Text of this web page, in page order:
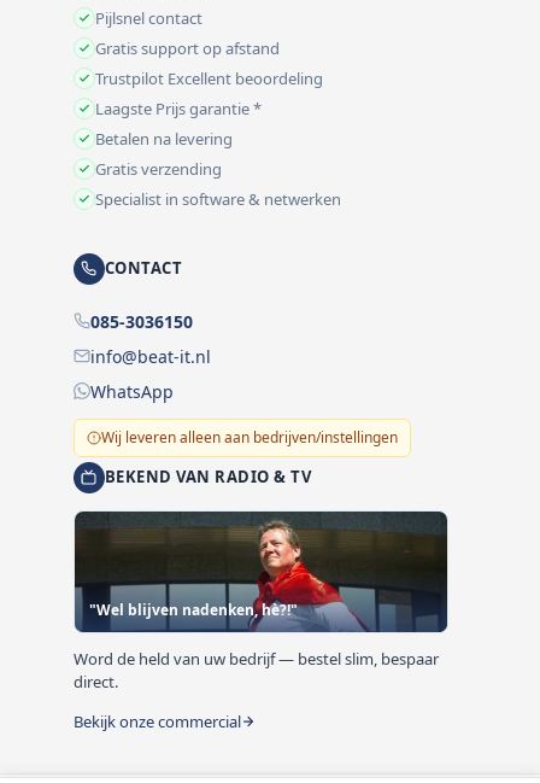
Pijlsnel contact
Gratis support op afstand
Trustpilot Excellent beoordeling
Laagste Prijs garantie *
Betalen na levering
Gratis verzending
Specialist in software & netwerken
CONTACT
085-3036150
info@beat-it.nl
WhatsApp
Wij leveren alleen aan bedrijven/instellingen
BEKEND VAN RADIO & TV
"Wel blijven nadenken, hè?!"
Word de held van uw bedrijf — bestel slim, bespaar
direct.
Bekijk onze commercial